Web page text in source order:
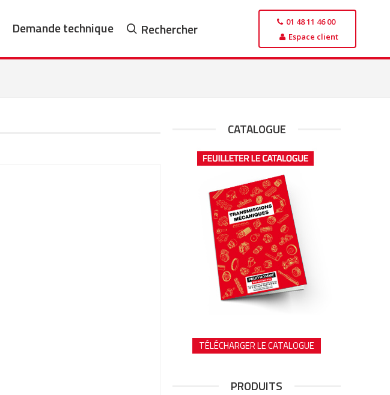
Demande technique Rechercher
01 48 11 46 00
Espace client
CATALOGUE
TÉLÉCHARGER LE CATALOGUE
PRODUITS